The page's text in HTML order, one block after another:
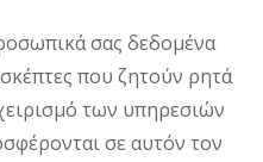
σας δεδομένα
που ζητούν ρητά
των υπηρεσιών
σε αυτόν τον